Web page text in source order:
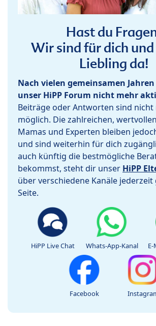
Hast du
Wir sind für dich
Liebling da!
Nach vielen gemeinsamen
unser HiPP Forum nicht mehr
Beiträge oder Antworten sind nicht
möglich. Die zahlreichen,
Mamas und Experten bleiben
und sind weiterhin für dich
auch künftig die bestmögliche
bekommst, steht dir unser HiPP
über verschiedene Kanäle
Seite.
HiPP Live Chat Whats-App-Kanal
Facebook